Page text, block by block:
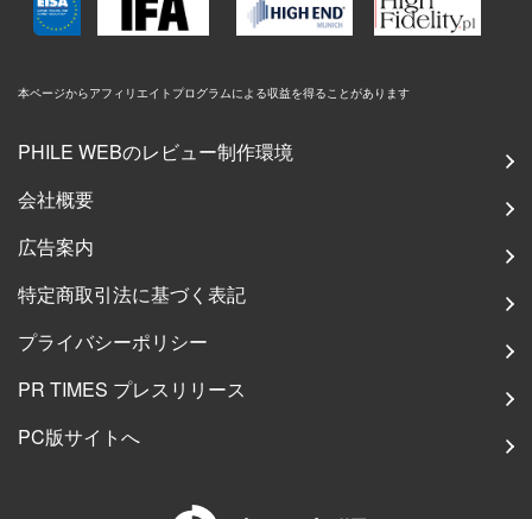
本ページからアフィリエイトプログラムによる収益を得ることがあります
PHILE WEBのレビュー制作環境
会社概要
広告案内
特定商取引法に基づく表記
プライバシーポリシー
PR TIMES プレスリリース
PC版サイトへ